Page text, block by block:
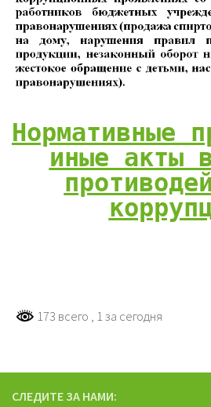
Нормативные
иные акты
173 всего , 1 за сегодня
СЛЕДИТЕ ЗА НАМИ: